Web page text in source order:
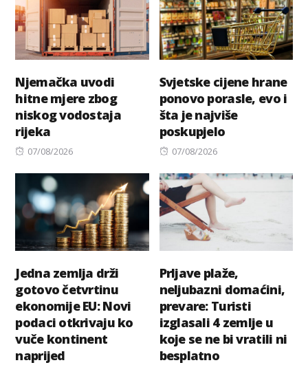
Njemačka uvodi
hitne mjere zbog
niskog vodostaja
rijeka
Posted
07/08/2026
Svjetske cijene hrane
ponovo porasle, evo i
šta je najviše
poskupjelo
Posted
07/08/2026
Jedna zemlja drži
gotovo četvrtinu
ekonomije EU: Novi
podaci otkrivaju ko
vuče kontinent
naprijed
Prljave plaže,
neljubazni domaćini,
prevare: Turisti
izglasali 4 zemlje u
koje se ne bi vratili ni
besplatno